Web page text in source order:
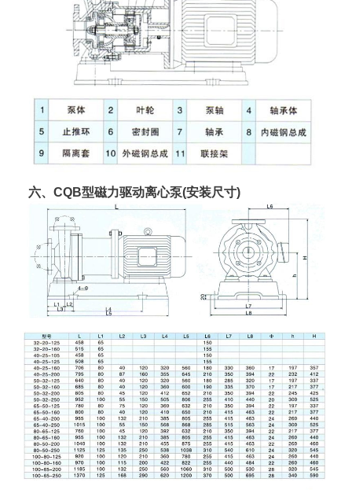
六、CQB型磁力驱动离心泵(安装尺寸)